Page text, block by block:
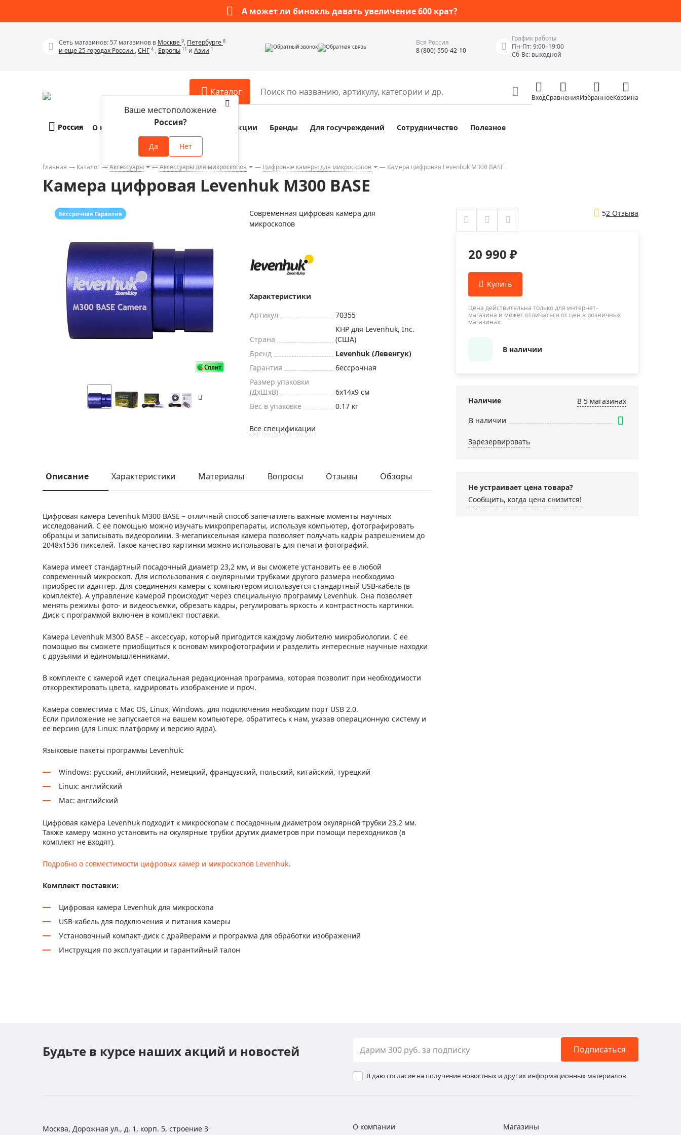
А может ли бинокль давать увеличение 600 крат?
Сеть магазинов: 57 магазинов в Москве 9, Петербурге 8
и еще 25 городах России ,СНГ 4 , Европы 11 и Азии 1 Обратный звонок Обратная связь
Вся Россия
8 (800) 550-42-10
График работы
Пн-Пт: 9:00–19:00
Сб-Вс: выходной
Каталог
Телескопы
Бинокли
Зрительные трубы
Лупы
Приборы ночного видения
Тепловизоры
Прицелы
Фотогаджеты
Метеостанции, барометры, часы
Discovery (Дискавери)
Подарки
Хиты продаж
Аксессуары для микроскопов
Аксессуары для зрительных труб
Аксессуары для луп
Аксессуары для приборов ночного
Распродажа оптики по специальным
ценам
Распродажа выставочных образцов
Разное
Компасы
Наборы исследователя Bresser Junior
Глобусы
Фонари
Элементы питания, карты памяти
Фотоловушки
Фотооборудование
Измерительные инструменты
Лазерные уровни
Приборы неразрушающего контроля
Приборы теплового контроля
Детекторы проводки
Влагомеры (датчики влажности)
Измерители параметров окружающей
среды
Видеоэндоскопы
Прочее
ВходСравненияИзбранноеКорзина
Россия
Ваше местоположение
Россия?
Да Нет
О компании Оплата и доставка Акции Бренды Для госучреждений Сотрудничество Полезное
Главная Каталог Аксессуары Аксессуары для микроскопов Цифровые камеры для микроскопов Камера цифровая Levenhuk M300 BASE
Камера цифровая Levenhuk M300 BASE
Бессрочная Гарантия
Современная цифровая камера для
микроскопов
Характеристики
Артикул
70355
Страна
КНР для Levenhuk, Inc.
(США)
Бренд
Levenhuk (Левенгук)
Гарантия
бессрочная
Размер упаковки
(ДxШxВ)
6x14x9 см
Вес в упаковке
0.17 кг
Все спецификации
Описание Характеристики Материалы Вопросы Отзывы Обзоры
Цифровая камера Levenhuk M300 BASE – отличный способ запечатлеть важные моменты научных
исследований. С ее помощью можно изучать микропрепараты, используя компьютер, фотографировать
образцы и записывать видеоролики. 3-мегапиксельная камера позволяет получать кадры разрешением до
2048x1536 пикселей. Такое качество картинки можно использовать для печати фотографий.
Камера имеет стандартный посадочный диаметр 23,2 мм, и вы сможете установить ее в любой
современный микроскоп. Для использования с окулярными трубками другого размера необходимо
приобрести адаптер. Для соединения камеры с компьютером используется стандартный USB-кабель (в
комплекте). А управление камерой происходит через специальную программу Levenhuk. Она позволяет
менять режимы фото- и видеосъемки, обрезать кадры, регулировать яркость и контрастность картинки.
Диск с программой включен в комплект поставки.
Камера Levenhuk M300 BASE – аксессуар, который пригодится каждому любителю микробиологии. С ее
помощью вы сможете приобщиться к основам микрофотографии и разделить интересные научные находки
с друзьями и единомышленниками.
В комплекте с камерой идет специальная редакционная программа, которая позволит при необходимости
откорректировать цвета, кадрировать изображение и проч.
Камера совместима с Mac OS, Linux, Windows, для подключения необходим порт USB 2.0.
Если приложение не запускается на вашем компьютере, обратитесь к нам, указав операционную систему и
ее версию (для Linux: платформу и версию ядра).
Языковые пакеты программы Levenhuk:
Windows: русский, английский, немецкий, французский, польский, китайский, турецкий
Linux: английский
Mac: английский
Цифровая камера Levenhuk подходит к микроскопам с посадочным диаметром окулярной трубки 23,2 мм.
Также камеру можно установить на окулярные трубки других диаметров при помощи переходников (в
комплект не входят).
Подробно о совместимости цифровых камер и микроскопов Levenhuk.
Комплект поставки:
Цифровая камера Levenhuk для микроскопа
USB-кабель для подключения и питания камеры
Установочный компакт-диск с драйверами и программа для обработки изображений
Инструкция по эксплуатации и гарантийный талон
52 Отзыва
20 990 ₽
Цена действительна только для интернет-
магазина и может отличаться от цен в розничных
магазинах.
В наличии
Наличие
В 5 магазинах
В наличии
Зарезервировать
Не устраивает цена товара?
Сообщить, когда цена снизится!
Будьте в курсе наших акций и новостей Подписаться
Я даю согласие на получение новостных и других информационных материалов
Москва, Дорожная ул., д. 1, корп. 5, строение 3 О компании Магазины